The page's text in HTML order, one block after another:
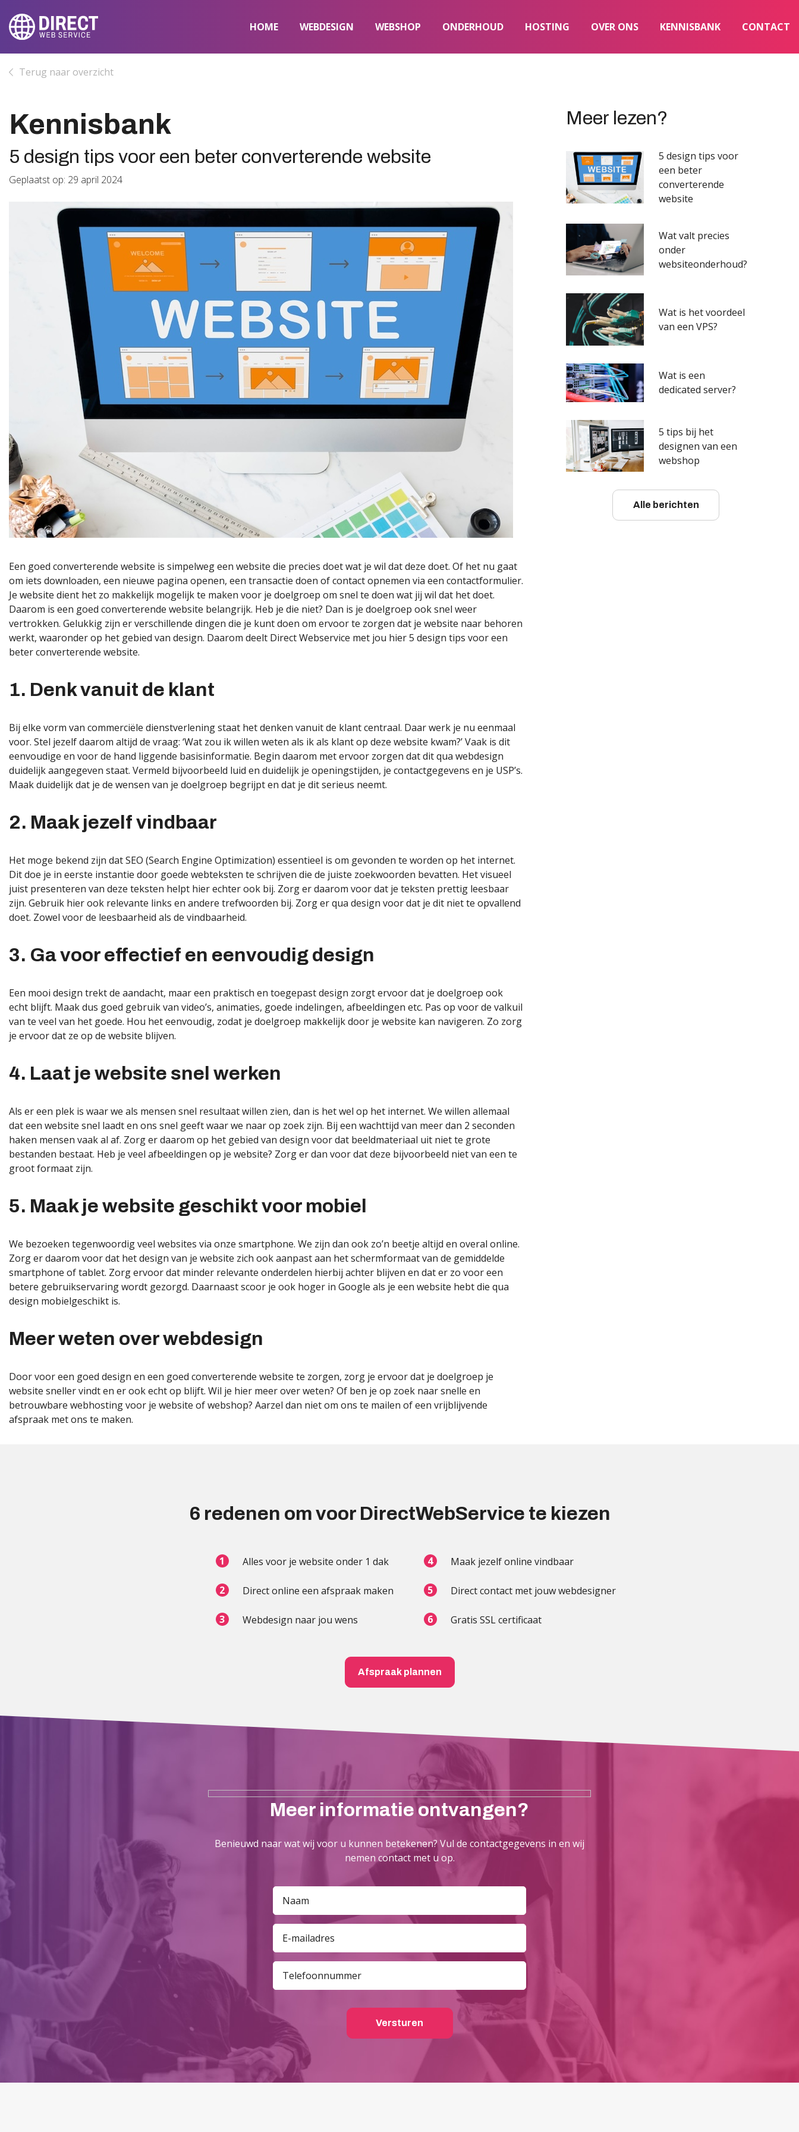
HOME WEBDESIGN WEBSHOP ONDERHOUD HOSTING OVER ONS KENNISBANK CONTACT
Terug naar overzicht
Kennisbank
5 design tips voor een beter converterende website
Geplaatst op: 29 april 2024
Een goed converterende website is simpelweg een website die precies doet wat je wil dat deze doet. Of het nu gaat
om iets downloaden, een nieuwe pagina openen, een transactie doen of contact opnemen via een contactformulier.
Je website dient het zo makkelijk mogelijk te maken voor je doelgroep om snel te doen wat jij wil dat het doet.
Daarom is een goed converterende website belangrijk. Heb je die niet? Dan is je doelgroep ook snel weer
vertrokken. Gelukkig zijn er verschillende dingen die je kunt doen om ervoor te zorgen dat je website naar behoren
werkt, waaronder op het gebied van design. Daarom deelt Direct Webservice met jou hier 5 design tips voor een
beter converterende website.
1. Denk vanuit de klant
Bij elke vorm van commerciële dienstverlening staat het denken vanuit de klant centraal. Daar werk je nu eenmaal
voor. Stel jezelf daarom altijd de vraag: ‘Wat zou ik willen weten als ik als klant op deze website kwam?’ Vaak is dit
eenvoudige en voor de hand liggende basisinformatie. Begin daarom met ervoor zorgen dat dit qua webdesign
duidelijk aangegeven staat. Vermeld bijvoorbeeld luid en duidelijk je openingstijden, je contactgegevens en je USP’s.
Maak duidelijk dat je de wensen van je doelgroep begrijpt en dat je dit serieus neemt.
2. Maak jezelf vindbaar
Het moge bekend zijn dat SEO (Search Engine Optimization) essentieel is om gevonden te worden op het internet.
Dit doe je in eerste instantie door goede webteksten te schrijven die de juiste zoekwoorden bevatten. Het visueel
juist presenteren van deze teksten helpt hier echter ook bij. Zorg er daarom voor dat je teksten prettig leesbaar
zijn. Gebruik hier ook relevante links en andere trefwoorden bij. Zorg er qua design voor dat je dit niet te opvallend
doet. Zowel voor de leesbaarheid als de vindbaarheid.
3. Ga voor effectief en eenvoudig design
Een mooi design trekt de aandacht, maar een praktisch en toegepast design zorgt ervoor dat je doelgroep ook
echt blijft. Maak dus goed gebruik van video’s, animaties, goede indelingen, afbeeldingen etc. Pas op voor de valkuil
van te veel van het goede. Hou het eenvoudig, zodat je doelgroep makkelijk door je website kan navigeren. Zo zorg
je ervoor dat ze op de website blijven.
4. Laat je website snel werken
Als er een plek is waar we als mensen snel resultaat willen zien, dan is het wel op het internet. We willen allemaal
dat een website snel laadt en ons snel geeft waar we naar op zoek zijn. Bij een wachttijd van meer dan 2 seconden
haken mensen vaak al af. Zorg er daarom op het gebied van design voor dat beeldmateriaal uit niet te grote
bestanden bestaat. Heb je veel afbeeldingen op je website? Zorg er dan voor dat deze bijvoorbeeld niet van een te
groot formaat zijn.
5. Maak je website geschikt voor mobiel
We bezoeken tegenwoordig veel websites via onze smartphone. We zijn dan ook zo’n beetje altijd en overal online.
Zorg er daarom voor dat het design van je website zich ook aanpast aan het schermformaat van de gemiddelde
smartphone of tablet. Zorg ervoor dat minder relevante onderdelen hierbij achter blijven en dat er zo voor een
betere gebruikservaring wordt gezorgd. Daarnaast scoor je ook hoger in Google als je een website hebt die qua
design mobielgeschikt is.
Meer weten over webdesign
Door voor een goed design en een goed converterende website te zorgen, zorg je ervoor dat je doelgroep je
website sneller vindt en er ook echt op blijft. Wil je hier meer over weten? Of ben je op zoek naar snelle en
betrouwbare webhosting voor je website of webshop? Aarzel dan niet om ons te mailen of een vrijblijvende
afspraak met ons te maken.
Meer lezen?
5 design tips voor
een beter
converterende
website
Wat valt precies
onder
websiteonderhoud?
Wat is het voordeel
van een VPS?
Wat is een
dedicated server?
5 tips bij het
designen van een
webshop
Alle berichten
6 redenen om voor DirectWebService te kiezen
Alles voor je website onder 1 dak
Direct online een afspraak maken
Webdesign naar jou wens
Maak jezelf online vindbaar
Direct contact met jouw webdesigner
Gratis SSL certificaat
Afspraak plannen
Meer informatie ontvangen?
Benieuwd naar wat wij voor u kunnen betekenen? Vul de contactgegevens in en wij
nemen contact met u op.